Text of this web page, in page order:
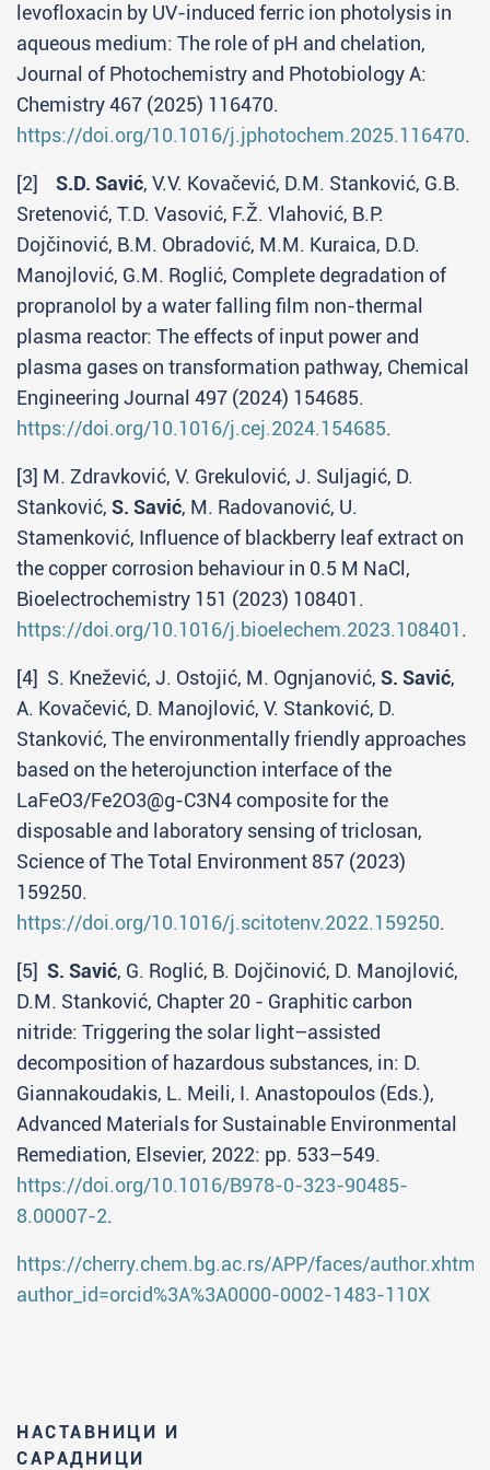
НАСТАВНИЦИ И
САРАДНИЦИ
levofloxacin by UV-induced ferric ion photolysis in
aqueous medium: The role of pH and chelation,
Journal of Photochemistry and Photobiology A:
Chemistry 467 (2025) 116470.
https://doi.org/10.1016/j.jphotochem.2025.116470.
[2] S.D. Savić, V.V. Kovačević, D.M. Stanković, G.B.
Sretenović, T.D. Vasović, F.Ž. Vlahović, B.P.
Dojčinović, B.M. Obradović, M.M. Kuraica, D.D.
Manojlović, G.M. Roglić, Complete degradation of
propranolol by a water falling film non-thermal
plasma reactor: The effects of input power and
plasma gases on transformation pathway, Chemical
Engineering Journal 497 (2024) 154685.
https://doi.org/10.1016/j.cej.2024.154685.
[3] M. Zdravković, V. Grekulović, J. Suljagić, D.
Stanković, S. Savić, M. Radovanović, U.
Stamenković, Influence of blackberry leaf extract on
the copper corrosion behaviour in 0.5 M NaCl,
Bioelectrochemistry 151 (2023) 108401.
https://doi.org/10.1016/j.bioelechem.2023.108401.
[4] S. Knežević, J. Ostojić, M. Ognjanović, S. Savić,
A. Kovačević, D. Manojlović, V. Stanković, D.
Stanković, The environmentally friendly approaches
based on the heterojunction interface of the
LaFeO3/Fe2O3@g-C3N4 composite for the
disposable and laboratory sensing of triclosan,
Science of The Total Environment 857 (2023)
159250.
https://doi.org/10.1016/j.scitotenv.2022.159250.
[5] S. Savić, G. Roglić, B. Dojčinović, D. Manojlović,
D.M. Stanković, Chapter 20 - Graphitic carbon
nitride: Triggering the solar light–assisted
decomposition of hazardous substances, in: D.
Giannakoudakis, L. Meili, I. Anastopoulos (Eds.),
Advanced Materials for Sustainable Environmental
Remediation, Elsevier, 2022: pp. 533–549.
https://doi.org/10.1016/B978-0-323-90485-
8.00007-2.
https://cherry.chem.bg.ac.rs/APP/faces/author.xhtml?
author_id=orcid%3A%3A0000-0002-1483-110X